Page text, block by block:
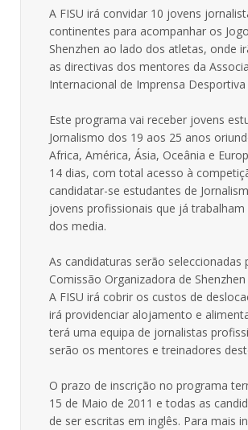
A FISU irá convidar 10 jovens
continentes para acompanhar os
Shenzhen ao lado dos atletas, onde
as directivas dos mentores da
Internacional de Imprensa Desportiva
Este programa vai receber jovens
Jornalismo dos 19 aos 25 anos
Africa, América, Ásia, Oceânia e
14 dias, com total acesso à
candidatar-se estudantes de
jovens profissionais que já
dos media.
As candidaturas serão seleccionadas
Comissão Organizadora de Shenzhen
A FISU irá cobrir os custos de
irá providenciar alojamento e
terá uma equipa de jornalistas
serão os mentores e treinadores
O prazo de inscrição no programa
15 de Maio de 2011 e todas as
de ser escritas em inglês. Para mais